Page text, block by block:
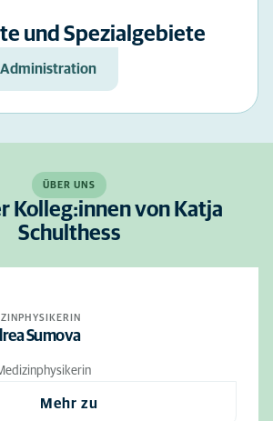
und Spezialgebiete
Administration
ÜBER UNS
Kolleg:innen von Katja
Schulthess
Sumova
Mehr zu